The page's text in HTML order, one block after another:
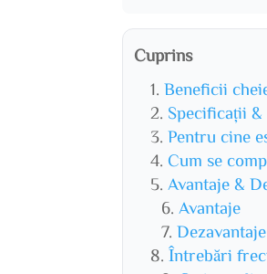
Cuprins
Beneficii
Specificații
Pentru cine
Cum se
Avantaje &
Avantaje
Dezavantaje
Întrebări